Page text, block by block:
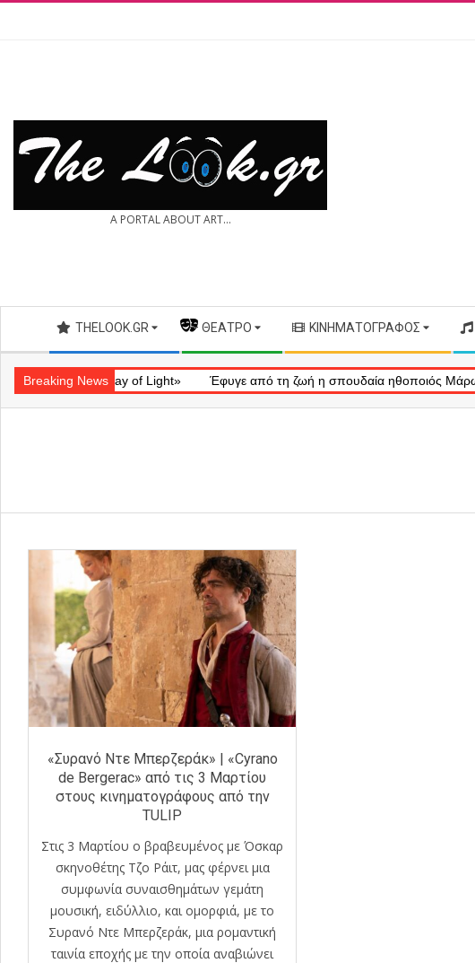
THE A PORTAL ABOUT ART...
Secondary
Navigation
Menu
THELOOK.GR — ΘΈΑΤΡΟ ΚΙΝΗΜΑΤΟΓΡΆΦΟΣ
Breaking News
«Ray of Light» Έφυγε από τη ζωή η σπουδαία ηθοποιός Μάρω Κοντού
«Συρανό Ντε Μπερζεράκ» | «Cyrano
de Bergerac» από τις 3 Μαρτίου
στους κινηματογράφους από την
TULIP
Στις 3 Μαρτίου ο βραβευμένος με Όσκαρ
σκηνοθέτης Τζο Ράιτ, μας φέρνει μια
συμφωνία συναισθημάτων γεμάτη
μουσική, ειδύλλιο, και ομορφιά, με το
Συρανό Ντε Μπερζεράκ, μια ρομαντική
ταινία εποχής με την οποία αναβιώνει